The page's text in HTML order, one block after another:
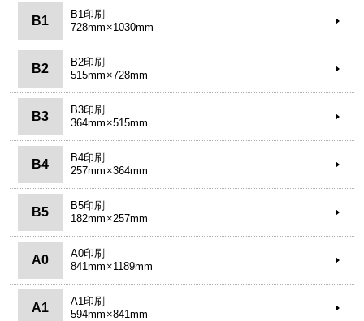
B1
B1印刷
728mm×1030mm
B2
B2印刷
515mm×728mm
B3
B3印刷
364mm×515mm
B4
B4印刷
257mm×364mm
B5
B5印刷
182mm×257mm
A0
A0印刷
841mm×1189mm
A1
A1印刷
594mm×841mm